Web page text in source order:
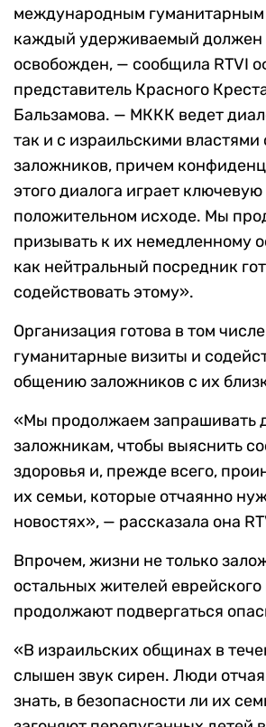
международным
каждый удерживаемый должен
освобожден, — сообщила RTVI
представитель Красного
Бальзамова. — МККК ведет
так и с израильскими властями
заложников, причем
этого диалога играет ключевую
положительном исходе. Мы
призывать к их немедленному
как нейтральный посредник
содействовать этому».
Организация готова в том
гуманитарные визиты и
общению заложников с их
«Мы продолжаем запрашивать
заложникам, чтобы выяснить
здоровья и, прежде всего,
их семьи, которые отчаянно
новостях», — рассказала она
Впрочем, жизни не только
остальных жителей еврейского
продолжают подвергаться
«В израильских общинах в
слышен звук сирен. Люди
знать, в безопасности ли их